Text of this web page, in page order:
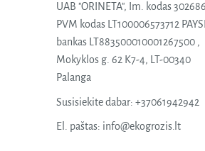
UAB "ORINETA", Im. kodas
PVM kodas LT100006573712
bankas LT883500010001267500 ,
Mokyklos g. 62 K7-4, LT-00340
Palanga
Susisiekite dabar: +37061942942
El. paštas: info@ekogrozis.lt